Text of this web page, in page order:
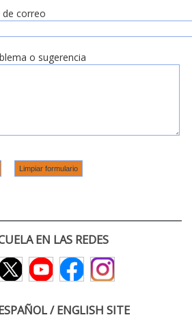
de correo
o sugerencia
EN LAS REDES
/ ENGLISH SITE